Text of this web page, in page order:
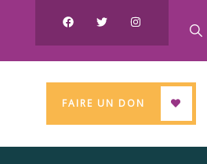
FAIRE UN DON